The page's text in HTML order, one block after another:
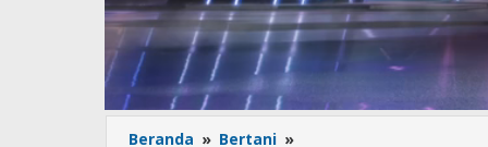
Beranda » Bertani »